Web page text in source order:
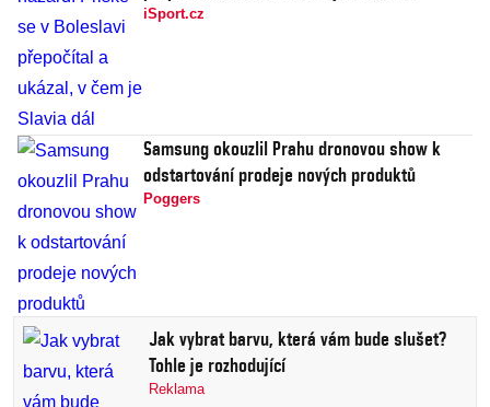
iSport.cz
Samsung okouzlil Prahu dronovou show k
odstartování prodeje nových produktů
Poggers
Jak vybrat barvu, která vám bude slušet?
Tohle je rozhodující
Reklama